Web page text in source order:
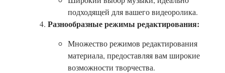
подходящей для вашего видеоролика.
Разнообразные режимы редактирования:
Множество режимов редактирования
материала, предоставляя вам широкие
возможности творчества.